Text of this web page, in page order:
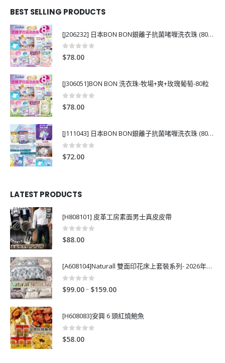
BEST SELLING PRODUCTS
[J206232] 日本BON BON銀離子抗菌啫喱洗衣珠 (80粒)
0out of 5
$78.00
[J306051]BON BON 洗衣珠-牧場+爽+玫瑰葡萄-80粒
0out of 5
$78.00
[J111043] 日本BON BON銀離子抗菌啫喱洗衣珠 (80粒)
0
$72.00
LATEST PRODUCTS
[H808101] 皮革工房素面男士真皮皮帶
0 out of 5
$88.00
[A608104]Naturall 雙面印花床上套裝系列- 2026年秋季新款
0 out of 5
$99.00– $159.00P
c
[H608083]安興 6 頭紅燒鮑魚
0out of 5
$58.00